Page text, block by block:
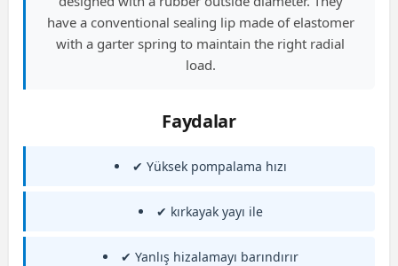
have a conventional sealing lip made of elastomer
with a garter spring to maintain the right radial
load.
Faydalar
✔ Yüksek pompalama hızı
✔ kırkayak yayı ile
✔ Yanlış hizalamayı barındırır